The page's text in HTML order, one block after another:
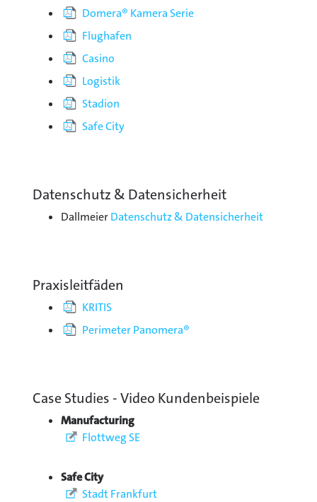
Domera® Kamera Serie
Flughafen
Casino
Logistik
Stadion
Safe City
Datenschutz & Datensicherheit
DallmeierDatenschutz & Datensicherheit
Praxisleitfäden
KRITIS
Perimeter Panomera®
Case Studies - Video Kundenbeispiele
Manufacturing
Flottweg SE
Safe City
Stadt Frankfurt